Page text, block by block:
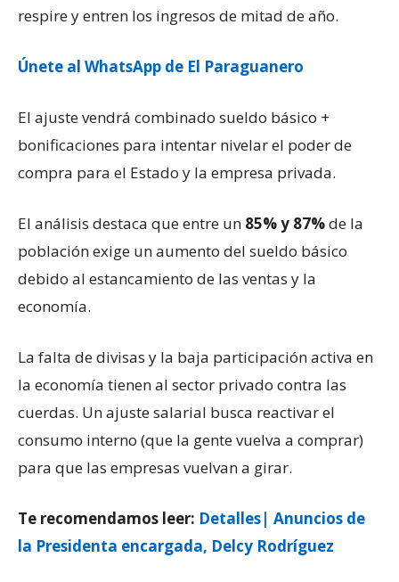
respire y entren los ingresos de mitad de año.
Únete al WhatsApp de El Paraguanero
El ajuste vendrá combinado sueldo básico +
bonificaciones para intentar nivelar el poder de
compra para el Estado y la empresa privada.
El análisis destaca que entre un 85% y 87%de la
población exige un aumento del sueldo básico
debido al estancamiento de las ventas y la
economía.
La falta de divisas y la baja participación activa en
la economía tienen al sector privado contra las
cuerdas. Un ajuste salarial busca reactivar el
consumo interno (que la gente vuelva a comprar)
para que las empresas vuelvan a girar.
Te recomendamos leer: Detalles| Anuncios de
la Presidenta encargada, Delcy Rodríguez